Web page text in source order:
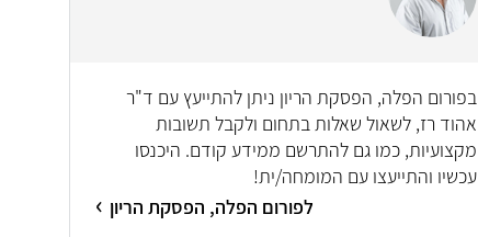
בפורום הפלה, הפסקת הריון ניתן להתייעץ עם ד"ר
אהוד רז, לשאול שאלות בתחום ולקבל תשובות
מקצועיות, כמו גם להתרשם ממידע קודם. היכנסו
עכשיו והתייעצו עם המומחה/ית!
לפורום הפלה, הפסקת הריון